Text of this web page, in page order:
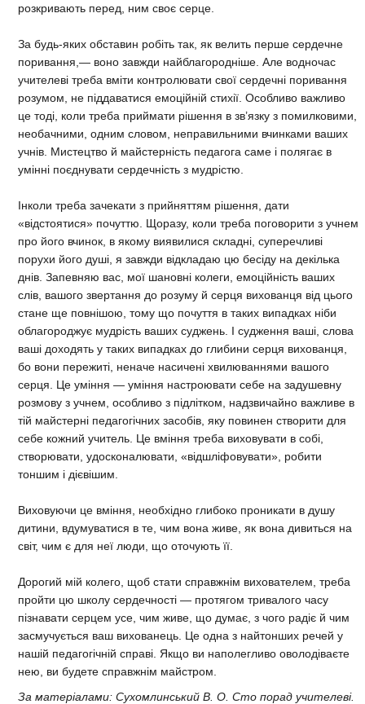
розкривають перед, ним своє серце.
За будь-яких обставин робіть так, як велить перше сердечне
поривання,— воно завжди найблагородніше. Але водночас
учителеві треба вміти контролювати свої сердечні поривання
розумом, не піддаватися емоційній стихії. Особливо важливо
це тоді, коли треба приймати рішення в зв’язку з помилковими,
необачними, одним словом, неправильними вчинками ваших
учнів. Мистецтво й майстерність педагога саме і полягає в
умінні поєднувати сердечність з мудрістю.
Інколи треба зачекати з прийняттям рішення, дати
«відстоятися» почуттю. Щоразу, коли треба поговорити з учнем
про його вчинок, в якому виявилися складні, суперечливі
порухи його душі, я завжди відкладаю цю бесіду на декілька
днів. Запевняю вас, мої шановні колеги, емоційність ваших
слів, вашого звертання до розуму й серця вихованця від цього
стане ще повнішою, тому що почуття в таких випадках ніби
облагороджує мудрість ваших суджень. І судження ваші, слова
ваші доходять у таких випадках до глибини серця вихованця,
бо вони пережиті, неначе насичені хвилюваннями вашого
серця. Це уміння — уміння настроювати себе на задушевну
розмову з учнем, особливо з підлітком, надзвичайно важливе в
тій майстерні педагогічних засобів, яку повинен створити для
себе кожний учитель. Це вміння треба виховувати в собі,
створювати, удосконалювати, «відшліфовувати», робити
тоншим і дієвішим.
Виховуючи це вміння, необхідно глибоко проникати в душу
дитини, вдумуватися в те, чим вона живе, як вона дивиться на
світ, чим є для неї люди, що оточують її.
Дорогий мій колего, щоб стати справжнім вихователем, треба
пройти цю школу сердечності — протягом тривалого часу
пізнавати серцем усе, чим живе, що думає, з чого радіє й чим
засмучується ваш вихованець. Це одна з найтонших речей у
нашій педагогічній справі. Якщо ви наполегливо оволодіваєте
нею, ви будете справжнім майстром.
За матеріалами: Сухомлинський В. О. Сто порад учителеві.